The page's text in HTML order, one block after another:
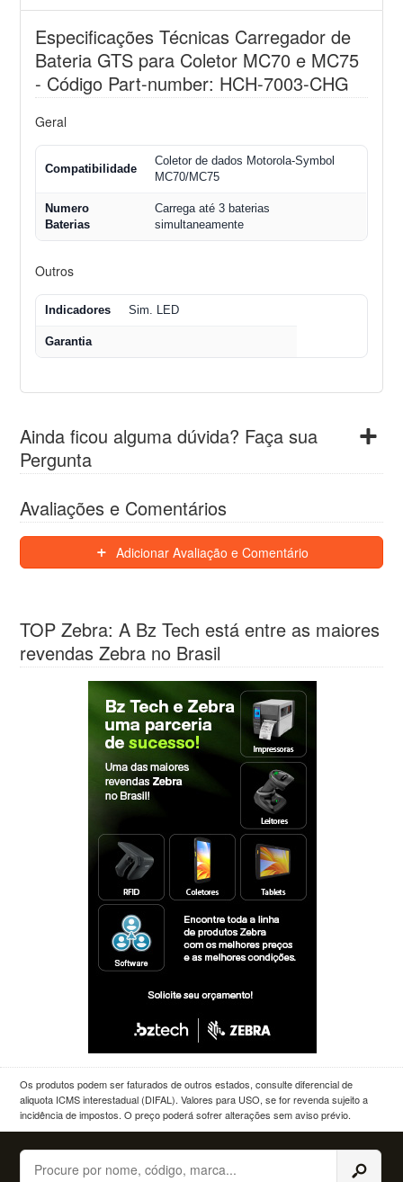
Especificações Técnicas Carregador de
Bateria GTS para Coletor MC70 e MC75
- Código Part-number: HCH-7003-CHG
Geral
Compatibilidade
Coletor de dados Motorola-Symbol
MC70/MC75
Numero
Baterias
Carrega até 3 baterias
simultaneamente
Outros
Indicadores Sim. LED
Garantia
Ainda ficou alguma dúvida? Faça sua
Pergunta
Avaliações e Comentários
Adicionar Avaliação e Comentário
TOP Zebra: A Bz Tech está entre as maiores
revendas Zebra no Brasil
Os produtos podem ser faturados de outros estados, consulte diferencial de
aliquota ICMS interestadual (DIFAL). Valores para USO, se for revenda sujeito a
incidência de impostos. O preço poderá sofrer alterações sem aviso prévio.
Buscar